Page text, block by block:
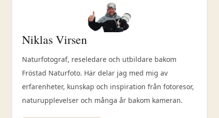
Niklas Virsen
Naturfotograf, reseledare och utbildare bakom
Fröstad Naturfoto. Här delar jag med mig av
erfarenheter, kunskap och inspiration från fotoresor,
naturupplevelser och många år bakom kameran.